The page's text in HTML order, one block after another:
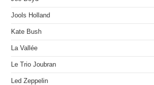
Jools Holland
Kate Bush
La Vallée
Le Trio Joubran
Led Zeppelin